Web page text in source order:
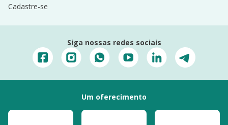
Cadastre-se
Siga nossas redes sociais
Um oferecimento